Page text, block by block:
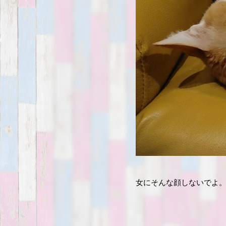
女にそんな顔しないでよ。